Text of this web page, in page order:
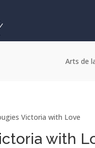
Arts de
Victoria with Love
with